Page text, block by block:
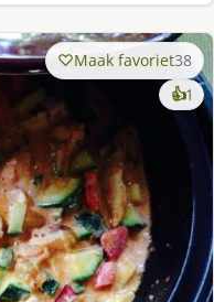
Maak favoriet38
👍1